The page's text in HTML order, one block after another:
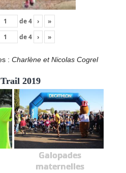
de4 ›
»
de4 › »
: Charlène et Nicolas Cogrel
2019
Galopades
maternelles